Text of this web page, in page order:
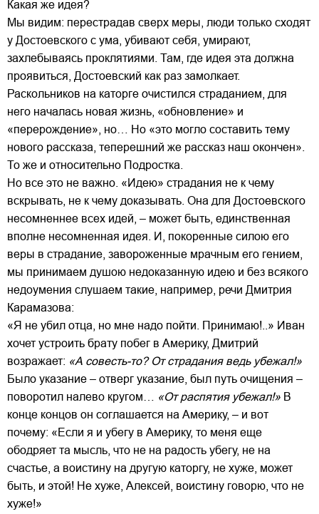
Какая же идея?
Мы видим: перестрадав сверх меры, люди только сходят
у Достоевского с ума, убивают себя, умирают,
захлебываясь проклятиями. Там, где идея эта должна
проявиться, Достоевский как раз замолкает.
Раскольников на каторге очистился страданием, для
него началась новая жизнь, «обновление» и
«перерождение», но… Но «это могло составить тему
нового рассказа, теперешний же рассказ наш окончен».
То же и относительно Подростка.
Но все это не важно. «Идею» страдания не к чему
вскрывать, не к чему доказывать. Она для Достоевского
несомненнее всех идей, – может быть, единственная
вполне несомненная идея. И, покоренные силою его
веры в страдание, завороженные мрачным его гением,
мы принимаем душою недоказанную идею и без всякого
недоумения слушаем такие, например, речи Дмитрия
Карамазова:
«Я не убил отца, но мне надо пойти. Принимаю!..» Иван
хочет устроить брату побег в Америку, Дмитрий
возражает: «А совесть-то? От страдания ведь убежал!»
Было указание – отверг указание, был путь очищения –
поворотил налево кругом…
«От распятия убежал!» В
конце концов он соглашается на Америку, – и вот
почему: «Если я и убегу в Америку, то меня еще
ободряет та мысль, что не на радость убегу, не на
счастье, а воистину на другую каторгу, не хуже, может
быть, и этой! Не хуже, Алексей, воистину говорю, что не
хуже!»